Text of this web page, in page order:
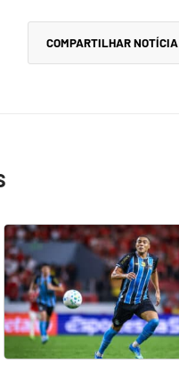
COMPARTILHAR NOTÍCIA